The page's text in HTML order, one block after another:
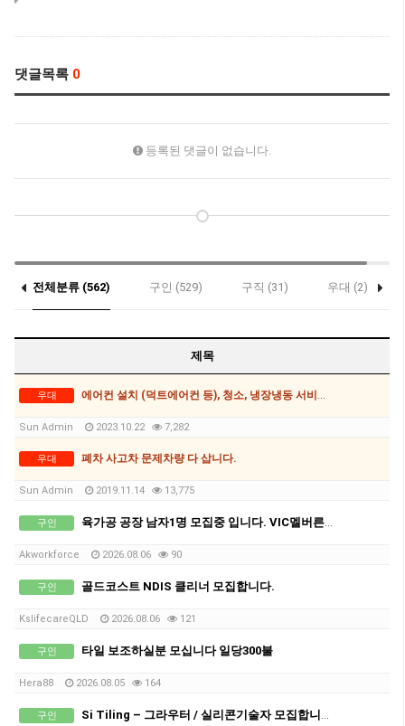
댓글목록 0
등록된 댓글이 없습니다.
전체분류 (562) 구인 (529) 구직 (31) 우대 (2)
제목
우대 에어컨 설치 (덕트에어컨 등), 청소, 냉장냉동 서비스, 쿨룸제작
Sun Admin 2023.10.22 7,282
우대 폐차 사고차 문제차량 다 삽니다.
Sun Admin 2019.11.14 13,775
구인 육가공 공장 남자1명 모집중 입니다. VIC멜버른, 차로 2-2.5시간 북쪽 세컨,써드 가능지역.
Akworkforce 2026.08.06 90
구인 골드코스트 NDIS 클리너 모집합니다.
KslifecareQLD 2026.08.06 121
구인 타일 보조하실분 모십니다 일당300불
Hera88 2026.08.05 164
구인 Si Tiling – 그라우터 / 실리콘기술자 모집합니다!